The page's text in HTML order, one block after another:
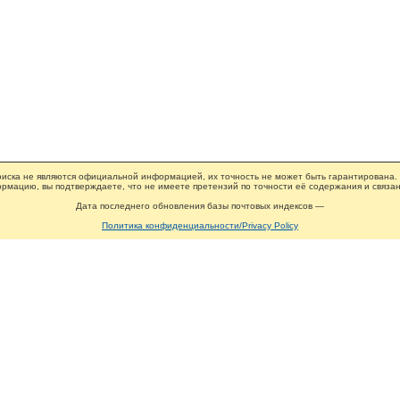
не являются официальной информацией, их точность не может быть гарантирована.
вы подтверждаете, что не имеете претензий по точности её содержания и
Дата последнего обновления базы почтовых индексов —
Политика конфиденциальности/Privacy Policy